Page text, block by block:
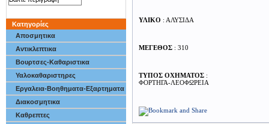
Κατηγορίες
Αποσμητικα
Αντικλεπτικα
Βουρτσες-Καθαριστικα
Υαλοκαθαριστηρες
Εργαλεια-Βοηθηματα-Εξαρτηματα
Διακοσμητικα
Καθρεπτες
ΥΛΙΚΟ : ΑΛΥΣΙΔΑ
ΜΕΓΕΘΟΣ : 310
ΤΥΠΟΣ ΟΧΗΜΑΤΟΣ :
ΦΟΡΤΗΓΑ-ΛΕΟΦΩΡΕIA